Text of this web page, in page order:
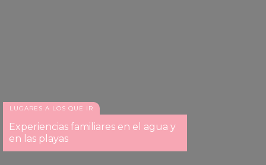
LUGARES A LOS QUE IR
Experiencias familiares en el agua y
en las playas